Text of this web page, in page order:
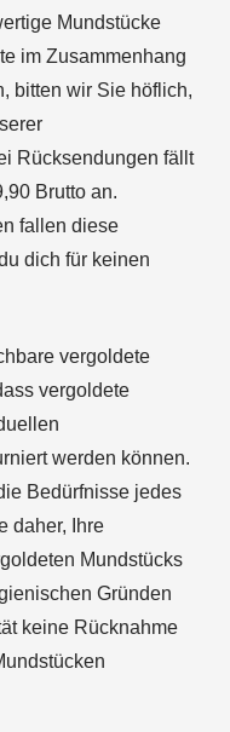
Mundstücke
im Zusammenhang
bitten wir Sie höflich,
Rücksendungen fällt
Brutto an.
fallen diese
dich für keinen
vergoldete
vergoldete
werden können.
Bedürfnisse jedes
daher, Ihre
Mundstücks
Gründen
keine Rücknahme